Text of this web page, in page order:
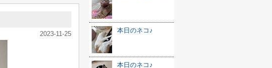
2023-11-25 本日のネコ♪
本日のネコ♪